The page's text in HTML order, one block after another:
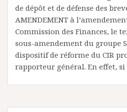
de dépôt et de défense des
AMENDEMENT à
Commission des Finances, le
sous-amendement du groupe
dispositif de réforme du CIR
rapporteur général. En effet,